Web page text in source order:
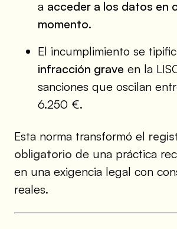
a acceder a los datos en
momento.
El incumplimiento se
infracción grave en la
sanciones que oscilan
6.250 €.
Esta norma transformó el
obligatorio de una práctica
en una exigencia legal con
reales.